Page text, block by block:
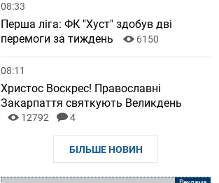
08:33
Перша ліга: ФК "Хуст" здобув дві
перемоги за тиждень
6150
08:11
Христос Воскрес! Православні
Закарпаття святкують Великдень
12792 4
БІЛЬШЕ НОВИН